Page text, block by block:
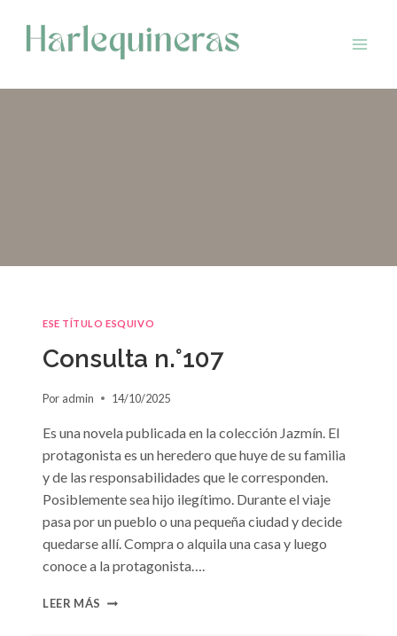
contenido
ESE TÍTULO ESQUIVO
Consulta n.°107
Por admin 14/10/2025
Es una novela publicada en la colección Jazmín. El
protagonista es un heredero que huye de su familia
y de las responsabilidades que le corresponden.
Posiblemente sea hijo ilegítimo. Durante el viaje
pasa por un pueblo o una pequeña ciudad y decide
quedarse allí. Compra o alquila una casa y luego
conoce a la protagonista….
LEER MÁS CONSULTA